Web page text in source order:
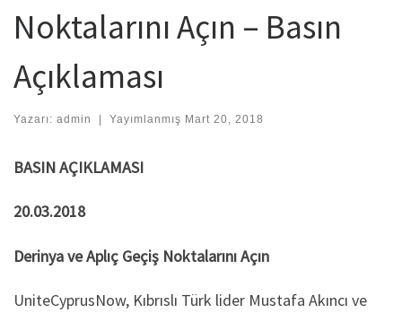
Noktalarını Açın – Basın
Açıklaması
Yazarı: admin | Yayımlanmış Mart 20, 2018
BASIN AÇIKLAMASI
20.03.2018
Derinya ve Aplıç Geçiş Noktalarını Açın
UniteCyprusNow, Kıbrıslı Türk lider Mustafa Akıncı ve